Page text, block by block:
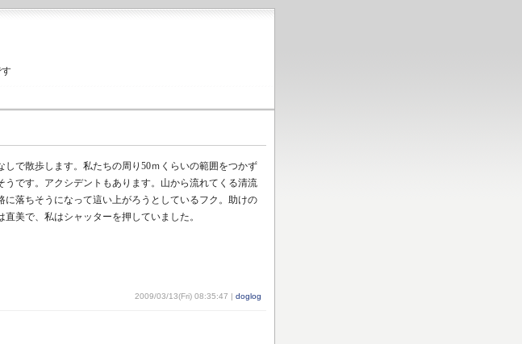
す
しで散歩します。私たちの周り50ｍくらいの範囲をつかず
うです。アクシデントもあります。山から流れてくる清流
に落ちそうになって這い上がろうとしているフク。助けの
美で、私はシャッターを押していました。
2009/03/13(Fri) 08:35:47 | doglog